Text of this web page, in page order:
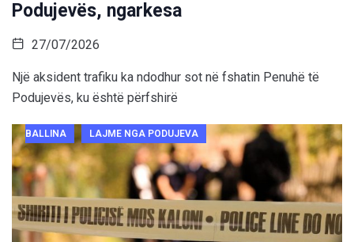
Podujevës, ngarkesa
27/07/2026
Një aksident trafiku ka ndodhur sot në fshatin Penuhë të
Podujevës, ku është përfshirë
BALLINA LAJME NGA PODUJEVA